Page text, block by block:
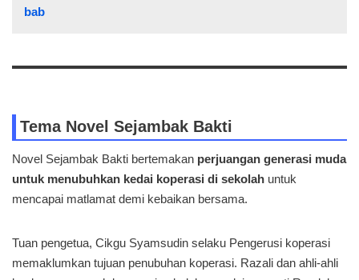
bab
Tema Novel Sejambak Bakti
Novel Sejambak Bakti bertemakan perjuangan generasi muda
untuk menubuhkan kedai koperasi di sekolah untuk
mencapai matlamat demi kebaikan bersama.
Tuan pengetua, Cikgu Syamsudin selaku Pengerusi koperasi
memaklumkan tujuan penubuhan koperasi. Razali dan ahli-ahli